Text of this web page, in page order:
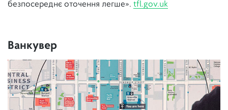
безпосереднє оточення легше». tfl.gov.uk
Ванкувер